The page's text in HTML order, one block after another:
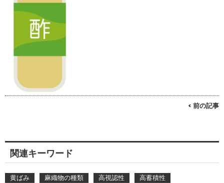
< 前の記事
関連キーワード
黄ばみ 麻織物の種類 高視認性
高蓄積性